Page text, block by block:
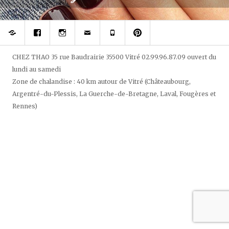
RéserverRejoignez
votre
ongulaire
sur
Facebook
Suivez
votre
du
regard
ongles
sur
Instagram
Contacter
Chez
Téléphonez
Chez
Thao
Epinglez
Chez
salon
de
pininterest
CHEZ THAO 35 rue Baudrairie 35500 Vitré 02.99.96.87.09 ouvert du
lundi au samedi
Zone de chalandise : 40 km autour de Vitré (Châteaubourg,
Argentré-du-Plessis, La Guerche-de-Bretagne, Laval, Fougères et
Rennes)